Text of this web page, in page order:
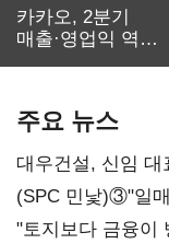
카카오, 2분기
매출·영업익 역대
주요 뉴스
대우건설, 신임 대
내정
(SPC 민낯)③"일
점주 울리는 '상시
"토지보다 금융이